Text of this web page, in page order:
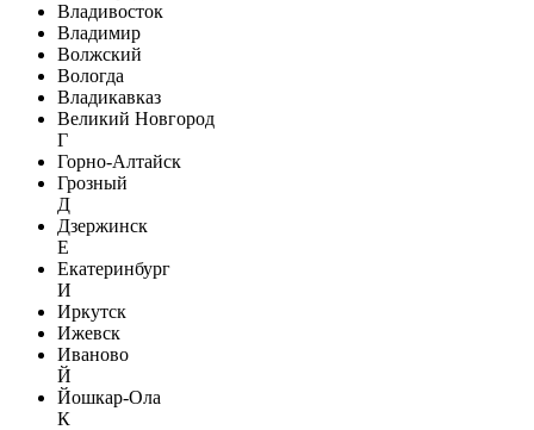
Владивосток
Владимир
Волжский
Вологда
Владикавказ
Великий Новгород
Г
Горно-Алтайск
Грозный
Д
Дзержинск
Е
Екатеринбург
И
Иркутск
Ижевск
Иваново
Й
Йошкар-Ола
К